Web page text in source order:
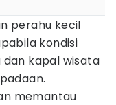
perahu kecil
kondisi
kapal wisata
memantau